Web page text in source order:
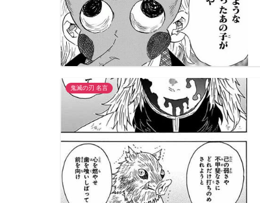
鬼滅の刃 名言